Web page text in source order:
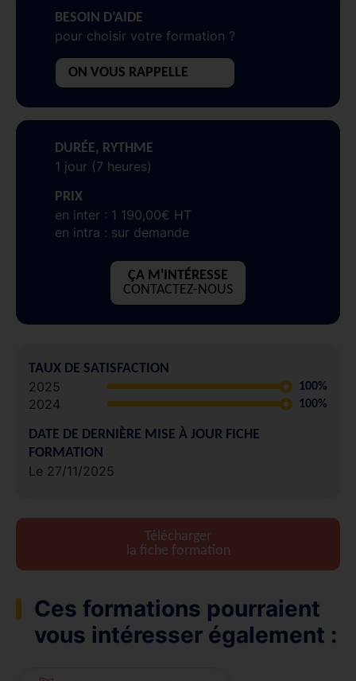
BESOIN D’AIDE
pour choisir votre formation ?
ON VOUS RAPPELLE
DURÉE, RYTHME
1 jour (7 heures)
PRIX
en inter : 1 190,00€ HT
en intra : sur demande
ÇA M'INTÉRESSE
CONTACTEZ-NOUS
TAUX DE SATISFACTION
2025 100%
2024 100%
DATE DE DERNIÈRE MISE À JOUR FICHE
FORMATION
Le 27/11/2025
Télécharger
la fiche formation
Ces formations pourraient
vous intéresser également :